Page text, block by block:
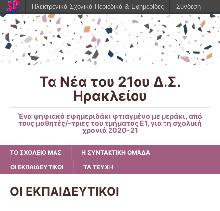
Τα Νέα του 21ου Δ.Σ.
Ηρακλείου
Ένα ψηφιακό εφημεριδάκι φτιαγμένο με μεράκι, από
τους μαθητές/-τριες του τμήματος Ε1, για τη σχολική
χρονιά 2020-21
ΤΟ ΣΧΟΛΕΙΟ ΜΑΣ
Η ΣΥΝΤΑΚΤΙΚΗ ΟΜΑΔΑ
ΟΙ ΕΚΠΑΙΔΕΥΤΙΚΟΙ
ΤΑ ΤΕΥΧΗ
ΟΙ ΕΚΠΑΙΔΕΥΤΙΚΟΙ
Ηλεκτρονικά Σχολικά Περιοδικά & Εφημερίδες Σύνδεση